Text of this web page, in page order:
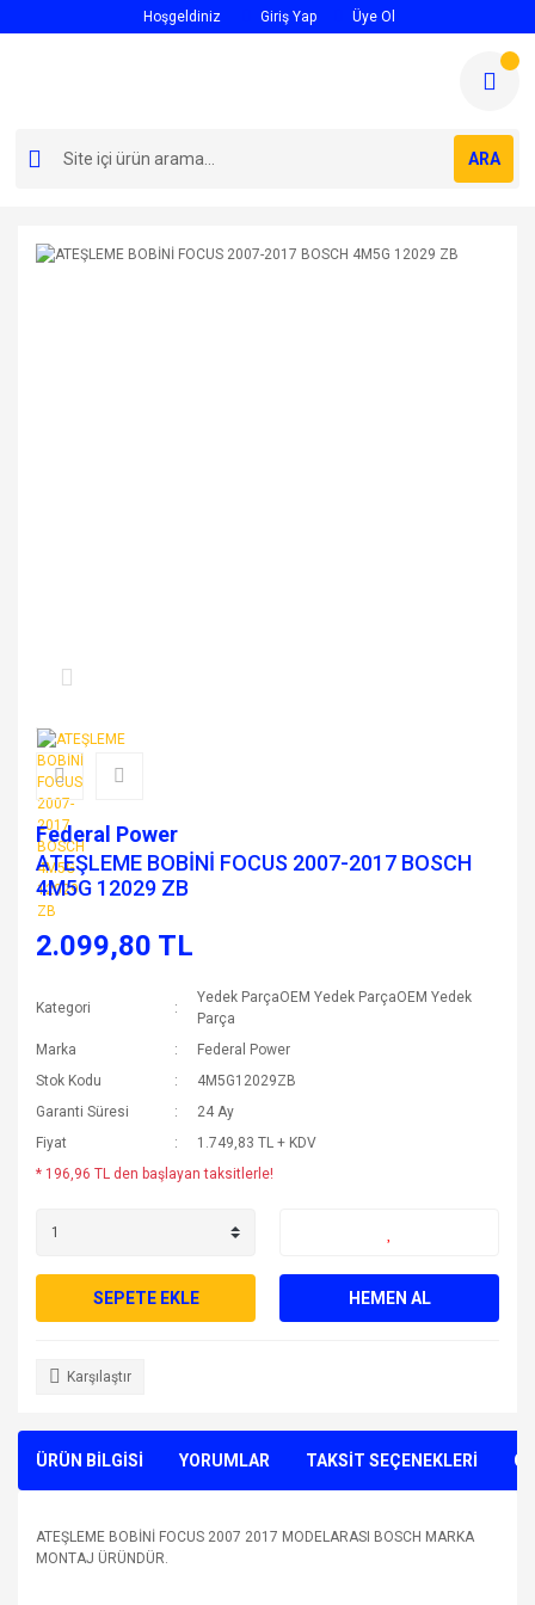
Hoşgeldiniz Giriş Yap Üye Ol
ARA
Federal Power
ATEŞLEME BOBİNİ FOCUS 2007-2017 BOSCH
4M5G 12029 ZB
2.099,80 TL
Kategori
Yedek ParçaOEM Yedek ParçaOEM Yedek
Parça
Marka
Federal Power
Stok Kodu
4M5G12029ZB
Garanti Süresi
24 Ay
Fiyat
1.749,83 TL + KDV
* 196,96 TL den başlayan taksitlerle!
SEPETE EKLE HEMEN AL
Karşılaştır
ÜRÜN BİLGİSİ YORUMLAR TAKSİT SEÇENEKLERİ
ATEŞLEME BOBİNİ FOCUS 2007 2017 MODELARASI BOSCH MARKA
MONTAJ ÜRÜNDÜR.